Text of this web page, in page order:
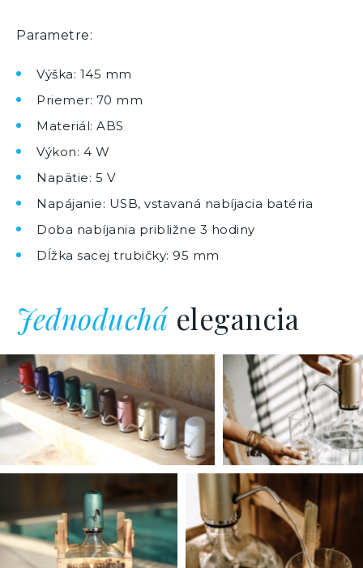
Parametre:
Výška: 145 mm
Priemer: 70 mm
Materiál: ABS
Výkon: 4 W
Napätie: 5 V
Napájanie: USB, vstavaná nabíjacia batéria
Doba nabíjania približne 3 hodiny
Dĺžka sacej trubičky: 95 mm
Jednoduchá elegancia